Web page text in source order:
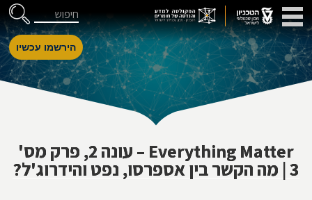
Skip to Content
דלג לניווט חיפוש
הירשמו עכשיו
Everything Matter – עונה 2, פרק מס'
3 | מה הקשר בין אספרסו, נפט והידרוג'ל?